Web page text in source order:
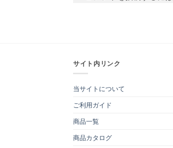
サイト内リンク
当サイトについて
ご利用ガイド
商品一覧
商品カタログ